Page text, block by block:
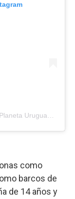
como
barcos de
de 14 años y